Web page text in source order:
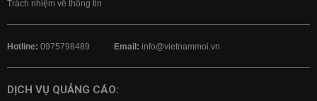
Trách nhiệm về thông tin
Hotline: 0975798489 Email: info@vietnammoi.vn
DỊCH VỤ QUẢNG CÁO: